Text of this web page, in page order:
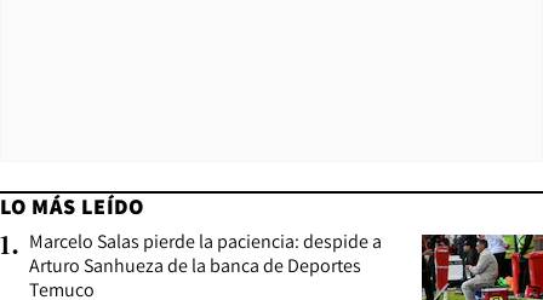
LO MÁS LEÍDO
1. Marcelo Salas pierde la paciencia: despide a
Arturo Sanhueza de la banca de Deportes
Temuco